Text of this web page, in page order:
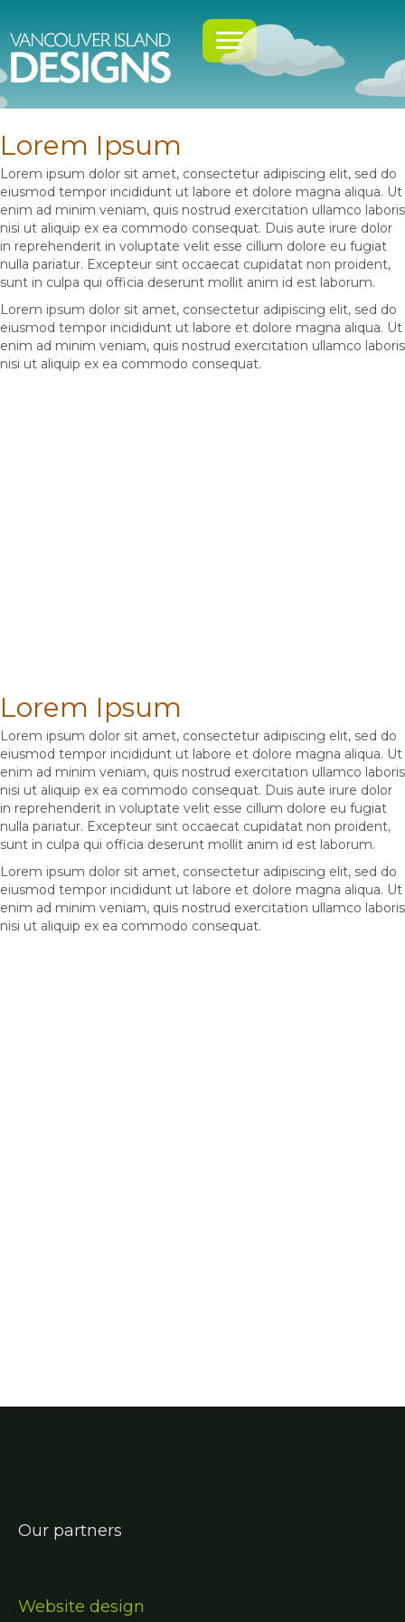
Lorem Ipsum
Lorem ipsum dolor sit amet, consectetur adipiscing elit, sed do
eiusmod tempor incididunt ut labore et dolore magna aliqua. Ut
enim ad minim veniam, quis nostrud exercitation ullamco laboris
nisi ut aliquip ex ea commodo consequat. Duis aute irure dolor
in reprehenderit in voluptate velit esse cillum dolore eu fugiat
nulla pariatur. Excepteur sint occaecat cupidatat non proident,
sunt in culpa qui officia deserunt mollit anim id est laborum.
Lorem ipsum dolor sit amet, consectetur adipiscing elit, sed do
eiusmod tempor incididunt ut labore et dolore magna aliqua. Ut
enim ad minim veniam, quis nostrud exercitation ullamco laboris
nisi ut aliquip ex ea commodo consequat.
Lorem Ipsum
Lorem ipsum dolor sit amet, consectetur adipiscing elit, sed do
eiusmod tempor incididunt ut labore et dolore magna aliqua. Ut
enim ad minim veniam, quis nostrud exercitation ullamco laboris
nisi ut aliquip ex ea commodo consequat. Duis aute irure dolor
in reprehenderit in voluptate velit esse cillum dolore eu fugiat
nulla pariatur. Excepteur sint occaecat cupidatat non proident,
sunt in culpa qui officia deserunt mollit anim id est laborum.
Lorem ipsum dolor sit amet, consectetur adipiscing elit, sed do
eiusmod tempor incididunt ut labore et dolore magna aliqua. Ut
enim ad minim veniam, quis nostrud exercitation ullamco laboris
nisi ut aliquip ex ea commodo consequat.
Our partners
Website design